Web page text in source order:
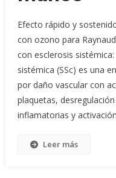
Efecto rápido y
con ozono para
con esclerosis
sistémica (SSc) es una
por daño vascular con
plaquetas,
inflamatorias y
Leer más